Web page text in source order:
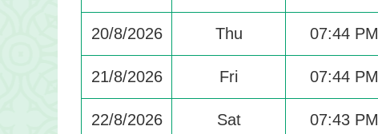
20/8/2026 Thu 07:44 PM
21/8/2026 Fri 07:44 PM
22/8/2026 Sat 07:43 PM